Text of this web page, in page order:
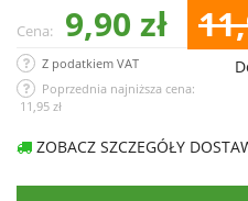
Cena: 9,90 zł
Z podatkiem VAT
Poprzednia najniższa cena:
11,95 zł
ZOBACZ SZCZEGÓŁY